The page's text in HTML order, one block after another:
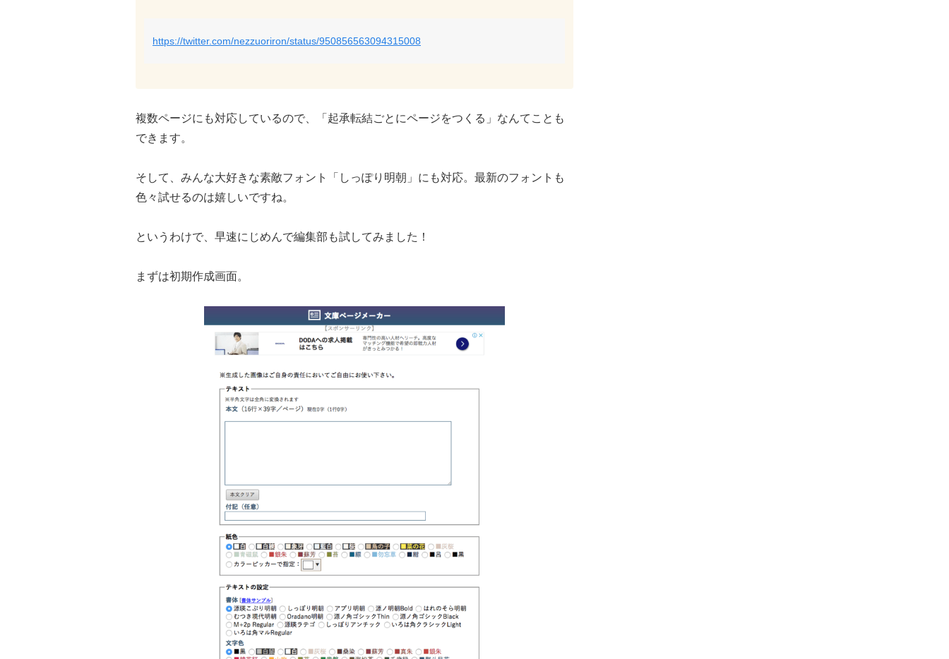
https://twitter.com/nezzuoriron/status/950856563094315008
複数ページにも対応しているので、「起承転結ごとにページをつくる」なんてことも
できます。
そして、みんな大好きな素敵フォント「しっぽり明朝」にも対応。最新のフォントも
色々試せるのは嬉しいですね。
というわけで、早速にじめんで編集部も試してみました！
まずは初期作成画面。